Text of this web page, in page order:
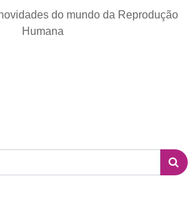
do mundo da Reprodução
Humana